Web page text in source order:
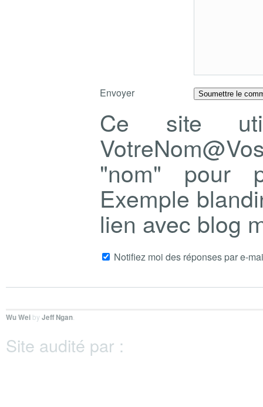
Envoyer
Ce site
"nom" pour
Exemple
lien avec blog
Notifiez moi des réponses par e-
Wu Wei by Jeff Ngan
Site audité par :